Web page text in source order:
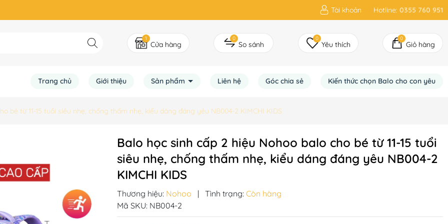
Tài khoản Hotline: 0355 760 951
1
Cửa hàng
0
So sánh
0
Yêu thích
0
Giỏ hàng
Trang chủ Giới thiệu Sản phẩm Liên hệ Góc chia sẻ Kiến thức chọn Balo cho con yêu
bé từ 11-15 tuổi siêu nhẹ, chống thấm nhẹ, kiểu dáng đáng yêu NB004-2 KIMCHI KIDS
Balo học sinh cấp 2 hiệu Nohoo balo cho bé từ 11-15 tuổi
siêu nhẹ, chống thấm nhẹ, kiểu dáng đáng yêu NB004-2
KIMCHI KIDS
Thương hiệu: Nohoo | Tình trạng: Còn hàng
Mã SKU: NB004-2